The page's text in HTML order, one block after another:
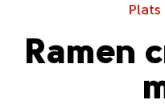
Ramen